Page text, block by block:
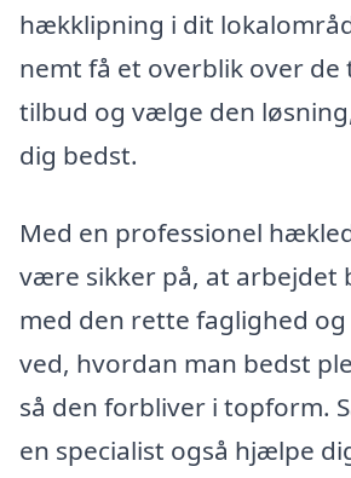
hækklipning i dit
nemt få et overblik over
tilbud og vælge den
dig bedst.
Med en professionel
være sikker på, at arbejdet
med den rette faglighed
ved, hvordan man bedst
så den forbliver i topform.
en specialist også hjælpe